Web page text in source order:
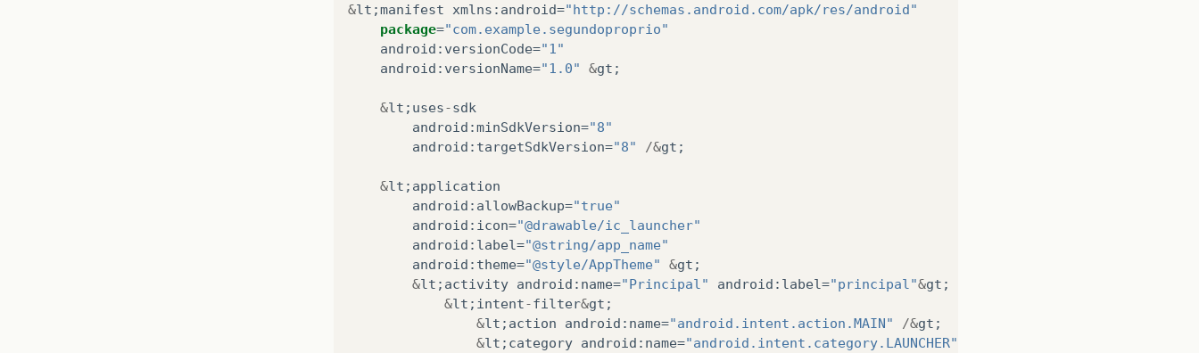
&lt ;manifest xmlns : android="http://schemas.android.com/apk/res/android"
package="com.example.segundoproprio"
android : versionCode="1"
android : versionName="1.0" &gt ;
&lt ; uses-sdk
android :minSdkVersion="8"
android : targetSdkVersion="8" /&gt ;
&lt ; application
android : allowBackup="true"
android : icon="@drawable/ic_launcher"
android : label="@string/app_name"
android : theme="@style/AppTheme" &gt ;
&lt ; activity android : name="Principal" android : label="principal"&gt ;
&lt ; intent-filter&gt ;
&lt ; action android : name="android.intent.action.MAIN" /&gt ;
&lt ; category android : name="android.intent.category.LAUNCHER"